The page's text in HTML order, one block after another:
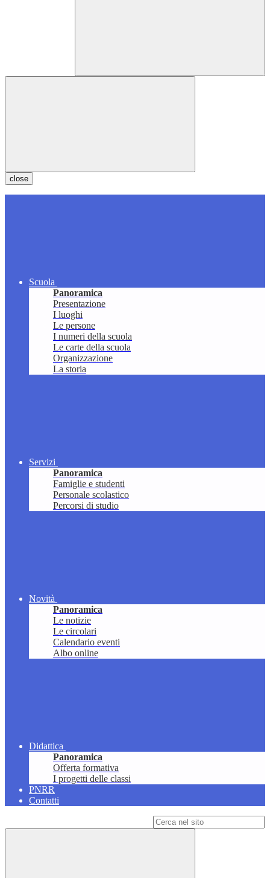
close
Scuola
Panoramica
Presentazione
I luoghi
Le persone
I numeri della scuola
Le carte della scuola
Organizzazione
La storia
Servizi
Panoramica
Famiglie e studenti
Personale scolastico
Percorsi di studio
Novità
Panoramica
Le notizie
Le circolari
Calendario eventi
Albo online
Didattica
Panoramica
Offerta formativa
I progetti delle classi
PNRR
Contatti